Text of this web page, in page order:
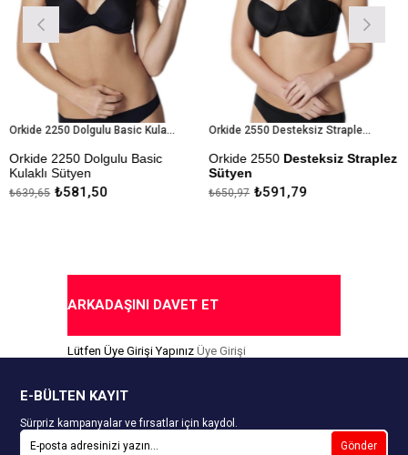
Orkide 2250 Dolgulu Basic Kulaklı Sütyen
2250 Dolgulu Basic
Sütyen
Ödeme Seçeneği
₺581,50
Orkide 2550 Desteksiz Straplez Sütyen
Orkide 2550Desteksiz Straplez
Sütyen
₺591,79
₺650,97
ARKADAŞINI DAVET ET
Lütfen Üye Girişi Yapınız Üye Girişi
E-BÜLTEN KAYIT
Sürpriz kampanyalar ve fırsatlar için kaydol.
Gönder